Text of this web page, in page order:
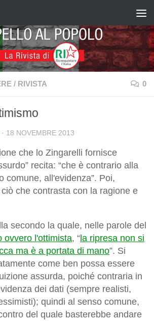
/ RIVISTA 0
· 18 NOVEMBRE 2013
che lo Zingarelli fornisce
recita: “che è contrario alla
comune, all'evidenza”. Poi,
che contrasta con la ragione e
secondo la quale, nelle parole del
ovvero l'ottimista, “la ripresa non si
ma è a portata di mano”. Si
come ben possa essere
assurda, poiché contraria in
dei dati (sempre realisti,
quindi al senso comune,
del quale basterebbe andare